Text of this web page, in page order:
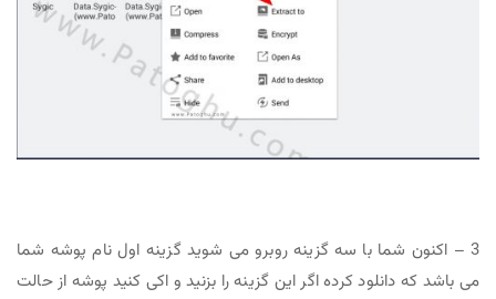
3 – اکنون شما با سه گزینه روبرو می شوید گزینه اول نام پوشه شما
می باشد که دانلود کرده اگر این گزینه را بزنید و اکی کنید پوشه از حالت